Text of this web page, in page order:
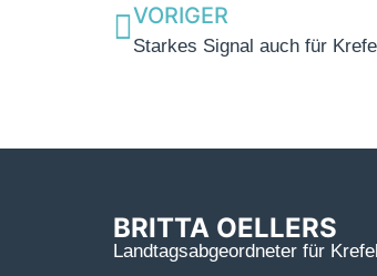
VORIGER
Starkes Signal auch für
BRITTA OELLERS
Landtagsabgeordneter für